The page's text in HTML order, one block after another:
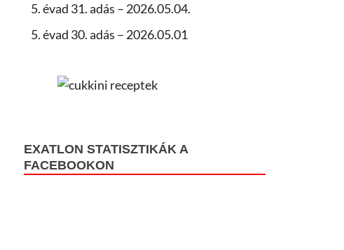
5. évad 31. adás – 2026.05.04.
5. évad 30. adás – 2026.05.01
EXATLON STATISZTIKÁK A
FACEBOOKON